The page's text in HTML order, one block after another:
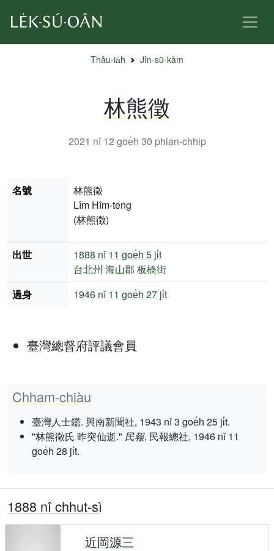
Thâu-ia̍h Jîn-sū-kàm
林熊徵
2021 nî 12 goe̍h 30 phian-chhip
臺灣總督府評議會員
Chham-chiàu
臺灣人士鑑. 興南新聞社, 1943 nî 3 goe̍h 25 ji̍t.
"林熊徵氏 昨突仙逝." 民報, 民報總社, 1946 nî 11
goe̍h 28 ji̍t.
名號
林熊徵
Lîm Hîm-teng
(林熊徴)
出世 1888 nî 11 goe̍h 5 ji̍t
台北州 海山郡 板橋街
過身
1946 nî 11 goe̍h 27 ji̍t
1888 nî chhut-sì
近岡源三